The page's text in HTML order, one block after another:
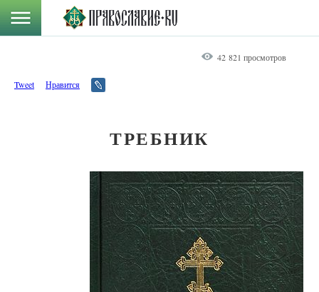
42 821 просмотров
Tweet Нравится
ТРЕБНИК